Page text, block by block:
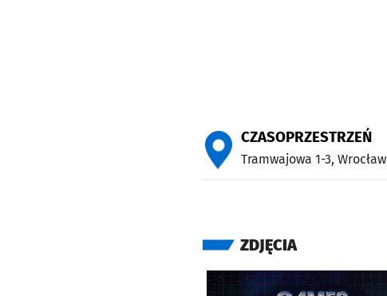
CZASOPRZESTRZEŃ
Tramwajowa 1-3, Wrocław
ZDJĘCIA
Kliknij, aby powiększyć